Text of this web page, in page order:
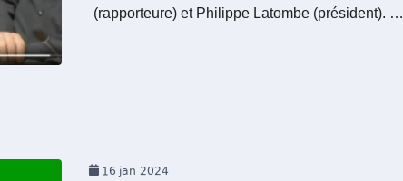
(rapporteure) et Philippe Latombe (président). …
16 jan 2024